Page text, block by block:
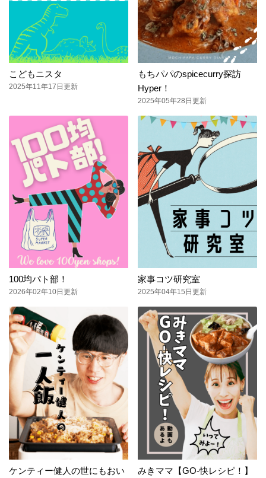
こどもニスタ
2025年11年17日更新
もちパパのspicecurry探訪
Hyper！
2025年05年28日更新
100均パト部！
2026年02年10日更新
家事コツ研究室
2025年04年15日更新
ケンティー健人の世にもおい
みきママ【GO-快レシピ！】